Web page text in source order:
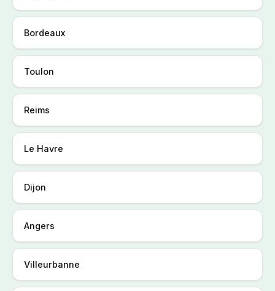
Bordeaux
Toulon
Reims
Le Havre
Dijon
Angers
Villeurbanne